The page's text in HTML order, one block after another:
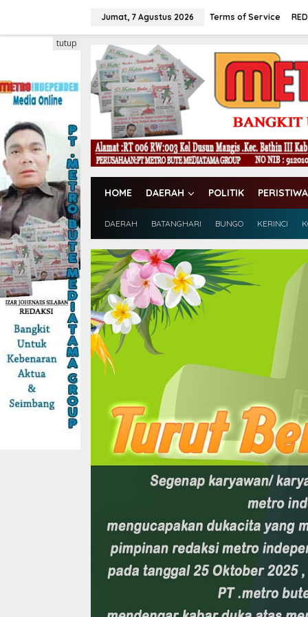
k
e
e
n
Jumat, 7 Agustus 2026 Terms of Service
HOME DAERAH POLITIK PERISTIWA
DAERAH BATANGHARI BUNGO KERINCI
tutup